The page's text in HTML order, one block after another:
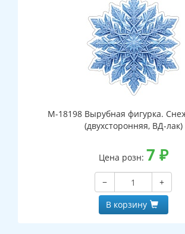
М-18198 Вырубная фигурка.
(двухсторонняя, ВД-лак)
Цена розн: 7 ₽
−
+
В корзину